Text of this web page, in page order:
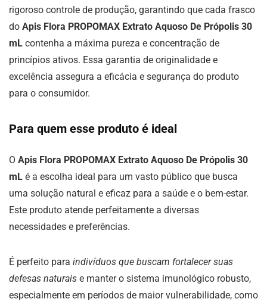
rigoroso controle de produção, garantindo que cada frasco
do Apis Flora PROPOMAX Extrato Aquoso De Própolis 30
mL contenha a máxima pureza e concentração de
princípios ativos. Essa garantia de originalidade e
excelência assegura a eficácia e segurança do produto
para o consumidor.
Para quem esse produto é ideal
O Apis Flora PROPOMAX Extrato Aquoso De Própolis 30
mL é a escolha ideal para um vasto público que busca
uma solução natural e eficaz para a saúde e o bem-estar.
Este produto atende perfeitamente a diversas
necessidades e preferências.
É perfeito para indivíduos que buscam fortalecer suas
defesas naturais e manter o sistema imunológico robusto,
especialmente em períodos de maior vulnerabilidade, como